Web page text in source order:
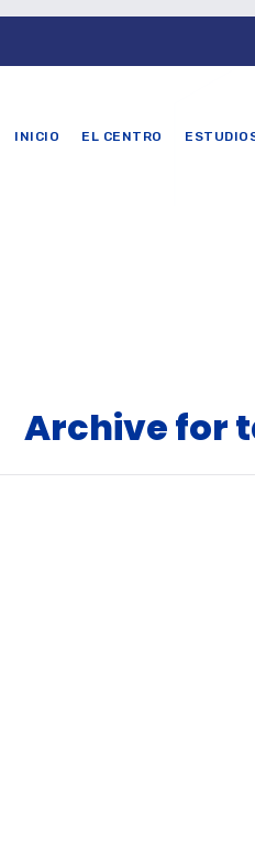
INICIO EL CENTRO
Archive for